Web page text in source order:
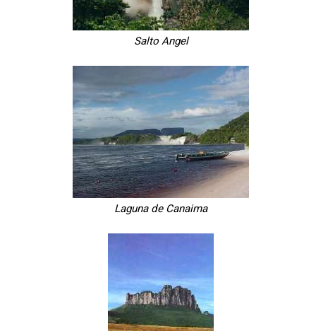
Salto Angel
Laguna de Canaima